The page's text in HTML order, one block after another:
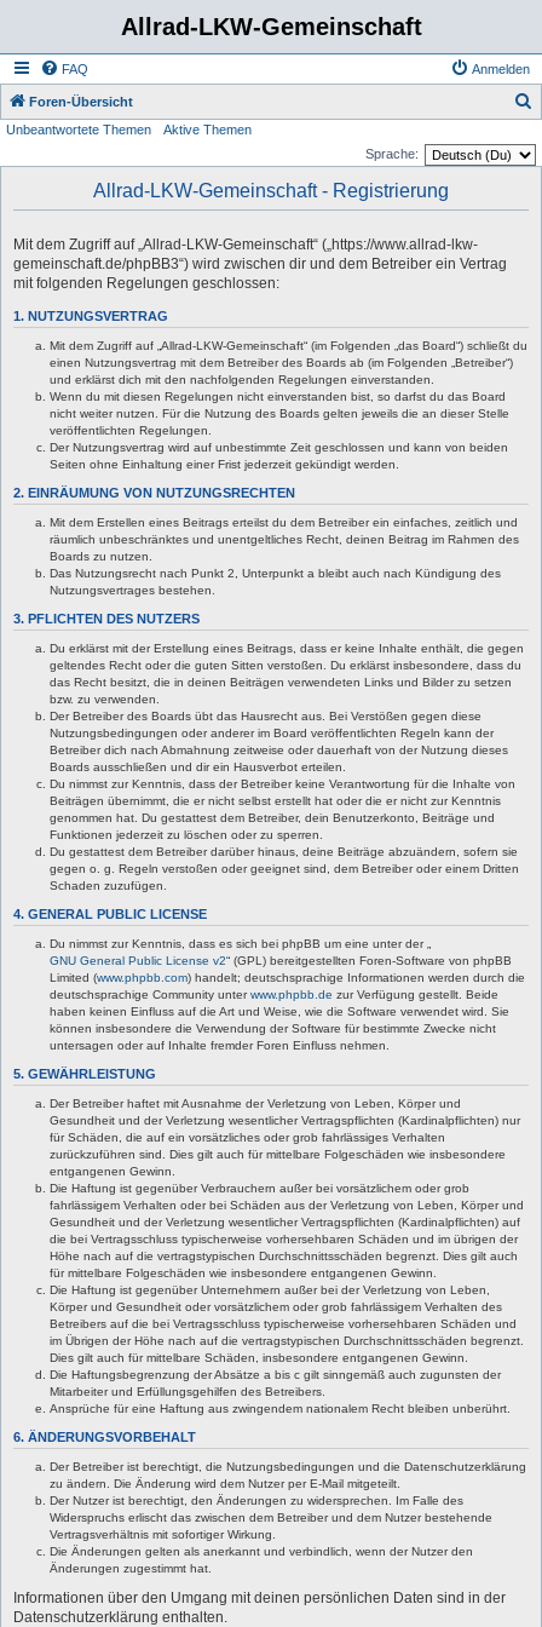
Allrad-LKW-Gemeinschaft
FAQ Anmelden
Foren-Übersicht
Unbeantwortete Themen
Aktive Themen
Sprache:
Allrad-LKW-Gemeinschaft - Registrierung
Mit dem Zugriff auf „Allrad-LKW-Gemeinschaft“ („https://www.allrad-lkw-
gemeinschaft.de/phpBB3“) wird zwischen dir und dem Betreiber ein Vertrag
mit folgenden Regelungen geschlossen:
1. NUTZUNGSVERTRAG
Mit dem Zugriff auf „Allrad-LKW-Gemeinschaft“ (im Folgenden „das Board“) schließt du
einen Nutzungsvertrag mit dem Betreiber des Boards ab (im Folgenden „Betreiber“)
und erklärst dich mit den nachfolgenden Regelungen einverstanden.
Wenn du mit diesen Regelungen nicht einverstanden bist, so darfst du das Board
nicht weiter nutzen. Für die Nutzung des Boards gelten jeweils die an dieser Stelle
veröffentlichten Regelungen.
Der Nutzungsvertrag wird auf unbestimmte Zeit geschlossen und kann von beiden
Seiten ohne Einhaltung einer Frist jederzeit gekündigt werden.
2. EINRÄUMUNG VON NUTZUNGSRECHTEN
Mit dem Erstellen eines Beitrags erteilst du dem Betreiber ein einfaches, zeitlich und
räumlich unbeschränktes und unentgeltliches Recht, deinen Beitrag im Rahmen des
Boards zu nutzen.
Das Nutzungsrecht nach Punkt 2, Unterpunkt a bleibt auch nach Kündigung des
Nutzungsvertrages bestehen.
3. PFLICHTEN DES NUTZERS
Du erklärst mit der Erstellung eines Beitrags, dass er keine Inhalte enthält, die gegen
geltendes Recht oder die guten Sitten verstoßen. Du erklärst insbesondere, dass du
das Recht besitzt, die in deinen Beiträgen verwendeten Links und Bilder zu setzen
bzw. zu verwenden.
Der Betreiber des Boards übt das Hausrecht aus. Bei Verstößen gegen diese
Nutzungsbedingungen oder anderer im Board veröffentlichten Regeln kann der
Betreiber dich nach Abmahnung zeitweise oder dauerhaft von der Nutzung dieses
Boards ausschließen und dir ein Hausverbot erteilen.
Du nimmst zur Kenntnis, dass der Betreiber keine Verantwortung für die Inhalte von
Beiträgen übernimmt, die er nicht selbst erstellt hat oder die er nicht zur Kenntnis
genommen hat. Du gestattest dem Betreiber, dein Benutzerkonto, Beiträge und
Funktionen jederzeit zu löschen oder zu sperren.
Du gestattest dem Betreiber darüber hinaus, deine Beiträge abzuändern, sofern sie
gegen o. g. Regeln verstoßen oder geeignet sind, dem Betreiber oder einem Dritten
Schaden zuzufügen.
4. GENERAL PUBLIC LICENSE
Du nimmst zur Kenntnis, dass es sich bei phpBB um eine unter der „
GNU General Public License v2“ (GPL) bereitgestellten Foren-Software von phpBB
Limited (www.phpbb.com) handelt; deutschsprachige Informationen werden durch die
deutschsprachige Community unterwww.phpbb.de zur Verfügung gestellt. Beide
haben keinen Einfluss auf die Art und Weise, wie die Software verwendet wird. Sie
können insbesondere die Verwendung der Software für bestimmte Zwecke nicht
untersagen oder auf Inhalte fremder Foren Einfluss nehmen.
5. GEWÄHRLEISTUNG
Der Betreiber haftet mit Ausnahme der Verletzung von Leben, Körper und
Gesundheit und der Verletzung wesentlicher Vertragspflichten (Kardinalpflichten) nur
für Schäden, die auf ein vorsätzliches oder grob fahrlässiges Verhalten
zurückzuführen sind. Dies gilt auch für mittelbare Folgeschäden wie insbesondere
entgangenen Gewinn.
Die Haftung ist gegenüber Verbrauchern außer bei vorsätzlichem oder grob
fahrlässigem Verhalten oder bei Schäden aus der Verletzung von Leben, Körper und
Gesundheit und der Verletzung wesentlicher Vertragspflichten (Kardinalpflichten) auf
die bei Vertragsschluss typischerweise vorhersehbaren Schäden und im übrigen der
Höhe nach auf die vertragstypischen Durchschnittsschäden begrenzt. Dies gilt auch
für mittelbare Folgeschäden wie insbesondere entgangenen Gewinn.
Die Haftung ist gegenüber Unternehmern außer bei der Verletzung von Leben,
Körper und Gesundheit oder vorsätzlichem oder grob fahrlässigem Verhalten des
Betreibers auf die bei Vertragsschluss typischerweise vorhersehbaren Schäden und
im Übrigen der Höhe nach auf die vertragstypischen Durchschnittsschäden begrenzt.
Dies gilt auch für mittelbare Schäden, insbesondere entgangenen Gewinn.
Die Haftungsbegrenzung der Absätze a bis c gilt sinngemäß auch zugunsten der
Mitarbeiter und Erfüllungsgehilfen des Betreibers.
Ansprüche für eine Haftung aus zwingendem nationalem Recht bleiben unberührt.
6. ÄNDERUNGSVORBEHALT
Der Betreiber ist berechtigt, die Nutzungsbedingungen und die Datenschutzerklärung
zu ändern. Die Änderung wird dem Nutzer per E-Mail mitgeteilt.
Der Nutzer ist berechtigt, den Änderungen zu widersprechen. Im Falle des
Widerspruchs erlischt das zwischen dem Betreiber und dem Nutzer bestehende
Vertragsverhältnis mit sofortiger Wirkung.
Die Änderungen gelten als anerkannt und verbindlich, wenn der Nutzer den
Änderungen zugestimmt hat.
Informationen über den Umgang mit deinen persönlichen Daten sind in der
Datenschutzerklärung enthalten.